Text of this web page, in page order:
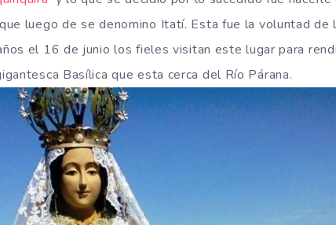
luego de se denomino Itatí. Esta fue la voluntad de
el 16 de junio los fieles visitan este lugar para
Basílica que esta cerca del Río Párana.